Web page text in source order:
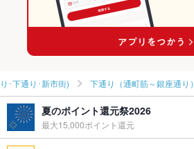
通町筋駅 × 洋・和洋・各国料理・その他
･下通り･新市街) 下通り（通町筋～銀座通り）
夏のポイント還元祭2026
最大15,000ポイント還元